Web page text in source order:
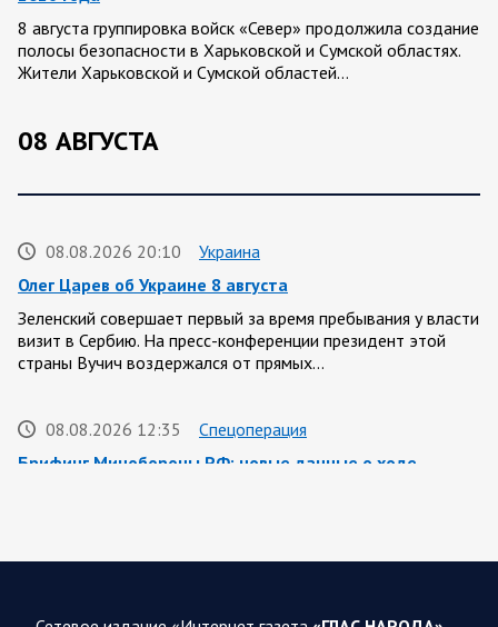
8 августа группировка войск «Север» продолжила создание
полосы безопасности в Харьковской и Сумской областях.
Жители Харьковской и Сумской областей…
08 АВГУСТА
08.08.2026 20:10
Украина
Олег Царев об Украине 8 августа
Зеленский совершает первый за время пребывания у власти
визит в Сербию. На пресс-конференции президент этой
страны Вучич воздержался от прямых…
08.08.2026 12:35
Спецоперация
Брифинг Минобороны РФ: новые данные о ходе
представители группировок «Север», «Запад», «Центр»,